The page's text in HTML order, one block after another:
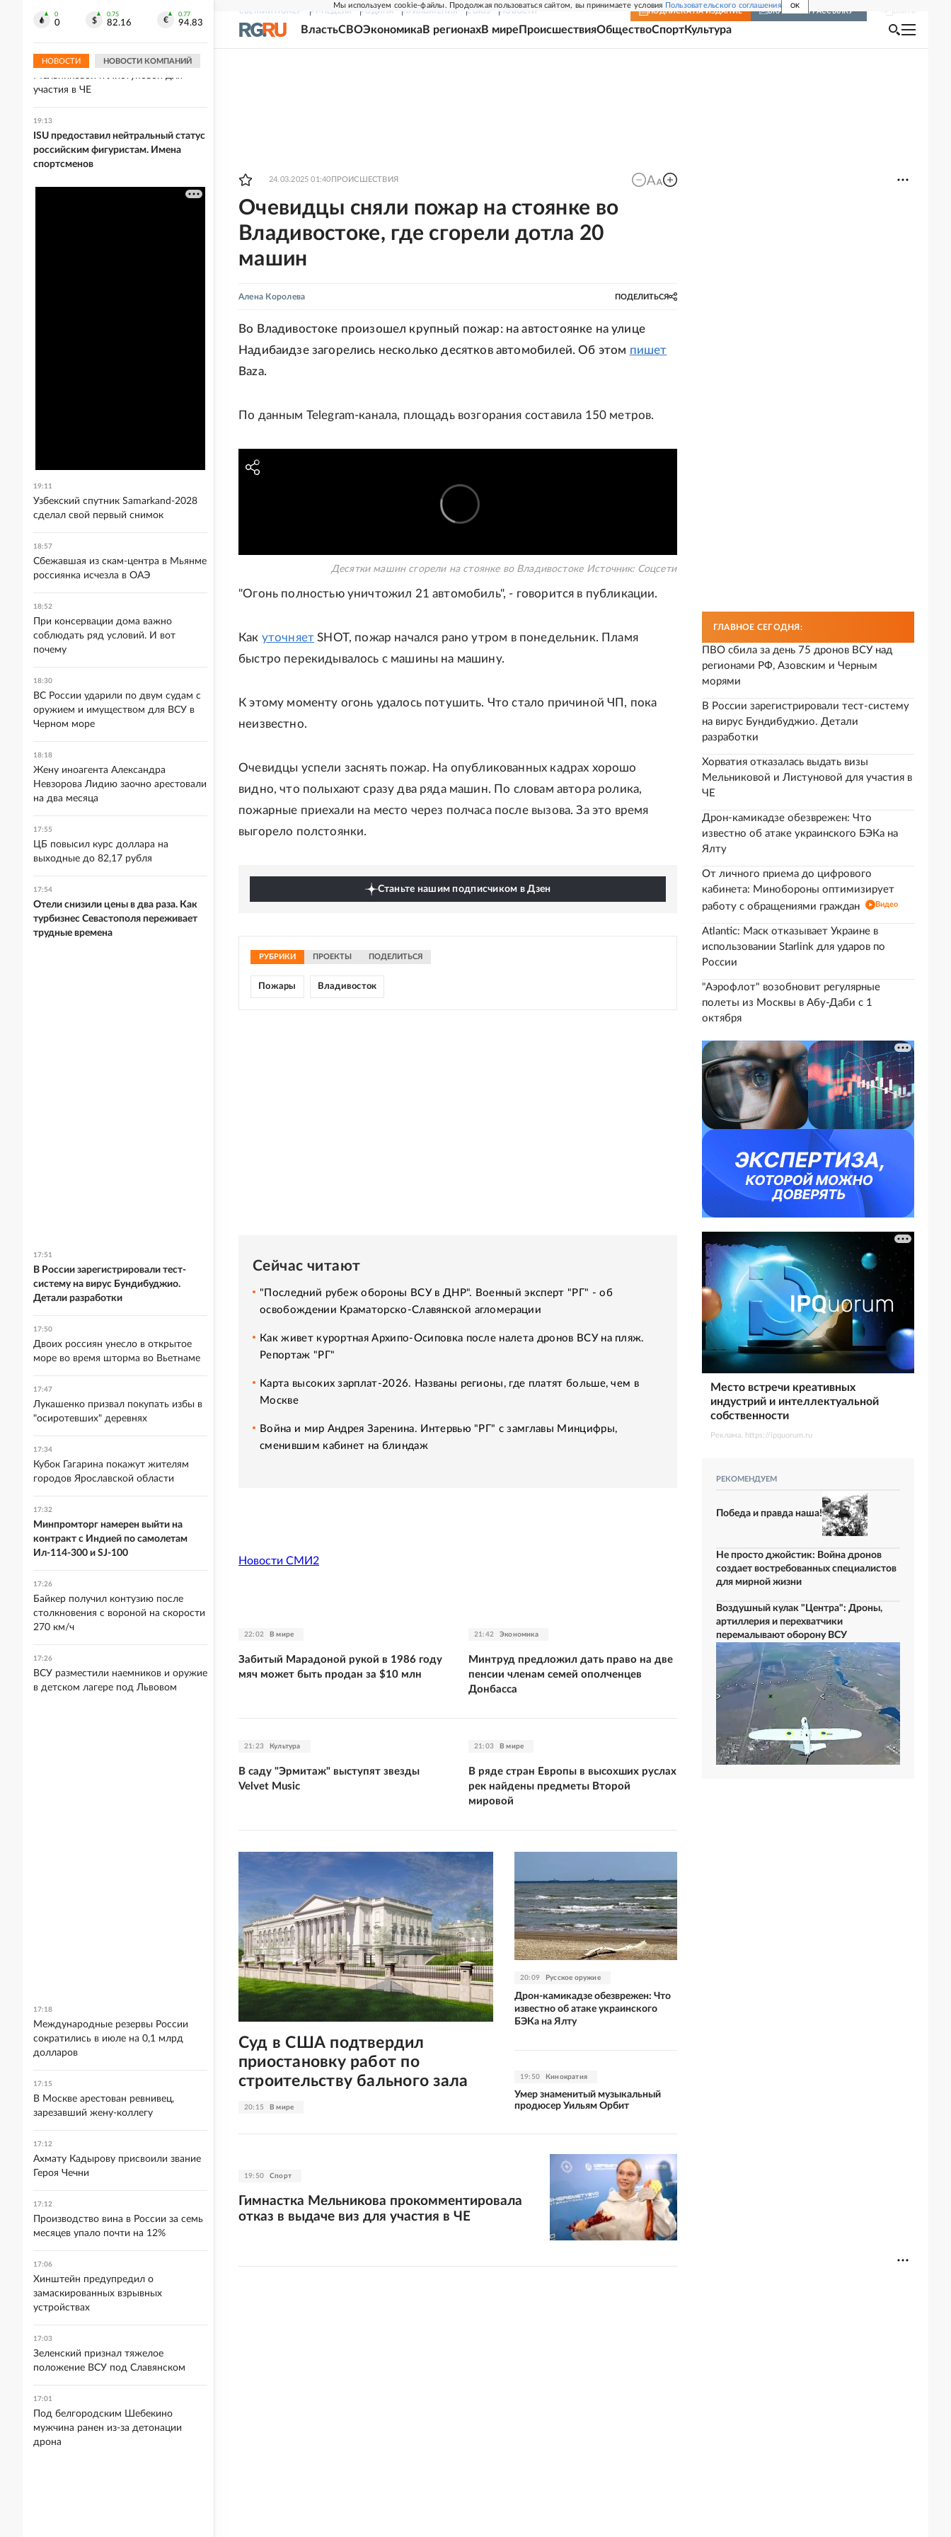
Мы используем cookie-файлы. Продолжая пользоваться сайтом, вы принимаете условия Пользовательского соглашения OK
СВЕЖИЙ НОМЕР РГ-НЕДЕЛЯ РОДИНА ПРИЛОЖЕНИЯ СОЮЗ НОВОСТИ ПОДПИСКА НА ИЗДАНИЕ ВКЛЮЧИТЬ РАССЫЛКУ
ВластьСВОЭкономикаВ регионахВ мире ПроисшествияОбществоСпортКультура
24.03.2025 01:40 ПРОИСШЕСТВИЯ
Очевидцы сняли пожар на стоянке во
Владивостоке, где сгорели дотла 20
машин
Алена Королева ПОДЕЛИТЬСЯ
Во Владивостоке произошел крупный пожар: на автостоянке на улице
Надибаидзе загорелись несколько десятков автомобилей. Об этом пишет
Baza.
По данным Telegram-канала, площадь возгорания составила 150 метров.
Десятки машин сгорели на стоянке во Владивостоке Источник: Соцсети
"Огонь полностью уничтожил 21 автомобиль", - говорится в публикации.
Как уточняет SHOT, пожар начался рано утром в понедельник. Пламя
быстро перекидывалось с машины на машину.
К этому моменту огонь удалось потушить. Что стало причиной ЧП, пока
неизвестно.
Очевидцы успели заснять пожар. На опубликованных кадрах хорошо
видно, что полыхают сразу два ряда машин. По словам автора ролика,
пожарные приехали на место через полчаса после вызова. За это время
выгорело полстоянки.
Станьте нашим подписчиком в Дзен
РУБРИКИ ПРОЕКТЫ ПОДЕЛИТЬСЯ
Пожары Владивосток
Сейчас читают
"Последний рубеж обороны ВСУ в ДНР". Военный эксперт "РГ" - об
освобождении Краматорско-Славянской агломерации
Как живет курортная Архипо-Осиповка после налета дронов ВСУ на пляж.
Репортаж "РГ"
Карта высоких зарплат-2026. Названы регионы, где платят больше, чем в
Москве
Война и мир Андрея Заренина. Интервью "РГ" с замглавы Минцифры,
сменившим кабинет на блиндаж
Новости СМИ2
22:02 В мире
Забитый Марадоной рукой в 1986 году
мяч может быть продан за $10 млн
21:42 Экономика
Минтруд предложил дать право на две
пенсии членам семей ополченцев
Донбасса
21:23 Культура
В саду "Эрмитаж" выступят звезды
Velvet Music
21:03 В мире
В ряде стран Европы в высохших руслах
рек найдены предметы Второй
мировой
20:15 В мире
Суд в США подтвердил
приостановку работ по
строительству бального зала
20:09 Русское оружие
Дрон-камикадзе обезврежен: Что
известно об атаке украинского
БЭКа на Ялту
19:50 Кинократия
Умер знаменитый музыкальный
продюсер Уильям Орбит
19:50 Спорт
Гимнастка Мельникова прокомментировала
отказ в выдаче виз для участия в ЧЕ
ГЛАВНОЕ СЕГОДНЯ:
ПВО сбила за день 75 дронов ВСУ над
регионами РФ, Азовским и Черным
морями
В России зарегистрировали тест-систему
на вирус Бундибуджио. Детали
разработки
Хорватия отказалась выдать визы
Мельниковой и Листуновой для участия в
ЧЕ
Дрон-камикадзе обезврежен: Что
известно об атаке украинского БЭКа на
Ялту
От личного приема до цифрового
кабинета: Минобороны оптимизирует
работу с обращениями граждан
Видео
Atlantic: Маск отказывает Украине в
использовании Starlink для ударов по
России
"Аэрофлот" возобновит регулярные
полеты из Москвы в Абу-Даби с 1
октября
Место встречи креативных
индустрий и интеллектуальной
собственности
Реклама. https://ipquorum.ru
РЕКОМЕНДУЕМ
Победа и правда наша!
Не просто джойстик: Война дронов
создает востребованных специалистов
для мирной жизни
Воздушный кулак "Центра": Дроны,
артиллерия и перехватчики
перемалывают оборону ВСУ
0
0
0.75
82.16
0.77
94.83
НОВОСТИ НОВОСТИ КОМПАНИЙ
крупнейшем складе
Хорватия отказалась выдать визы
Мельниковой и Листуновой для
участия в ЧЕ
19:13
ISU предоставил нейтральный статус
российским фигуристам. Имена
спортсменов
19:11
Узбекский спутник Samarkand-2028
сделал свой первый снимок
18:57
Сбежавшая из скам-центра в Мьянме
россиянка исчезла в ОАЭ
18:52
При консервации дома важно
соблюдать ряд условий. И вот
почему
18:30
ВС России ударили по двум судам с
оружием и имуществом для ВСУ в
Черном море
18:18
Жену иноагента Александра
Невзорова Лидию заочно арестовали
на два месяца
17:55
ЦБ повысил курс доллара на
выходные до 82,17 рубля
17:54
Отели снизили цены в два раза. Как
турбизнес Севастополя переживает
трудные времена
17:51
В России зарегистрировали тест-
систему на вирус Бундибуджио.
Детали разработки
17:50
Двоих россиян унесло в открытое
море во время шторма во Вьетнаме
17:47
Лукашенко призвал покупать избы в
"осиротевших" деревнях
17:34
Кубок Гагарина покажут жителям
городов Ярославской области
17:32
Минпромторг намерен выйти на
контракт с Индией по самолетам
Ил-114-300 и SJ-100
17:26
Байкер получил контузию после
столкновения с вороной на скорости
270 км/ч
17:26
ВСУ разместили наемников и оружие
в детском лагере под Львовом
17:18
Международные резервы России
сократились в июле на 0,1 млрд
долларов
17:15
В Москве арестован ревнивец,
зарезавший жену-коллегу
17:12
Ахмату Кадырову присвоили звание
Героя Чечни
17:12
Производство вина в России за семь
месяцев упало почти на 12%
17:06
Хинштейн предупредил о
замаскированных взрывных
устройствах
17:03
Зеленский признал тяжелое
положение ВСУ под Славянском
17:01
Под белгородским Шебекино
мужчина ранен из-за детонации
дрона